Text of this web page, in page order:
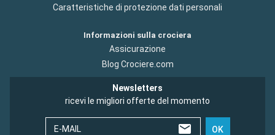
Caratteristiche di protezione dati personali
Informazioni sulla crociera
Assicurazione
Blog Crociere.com
Newsletters
ricevi le migliori offerte del momento
E-MAIL OK